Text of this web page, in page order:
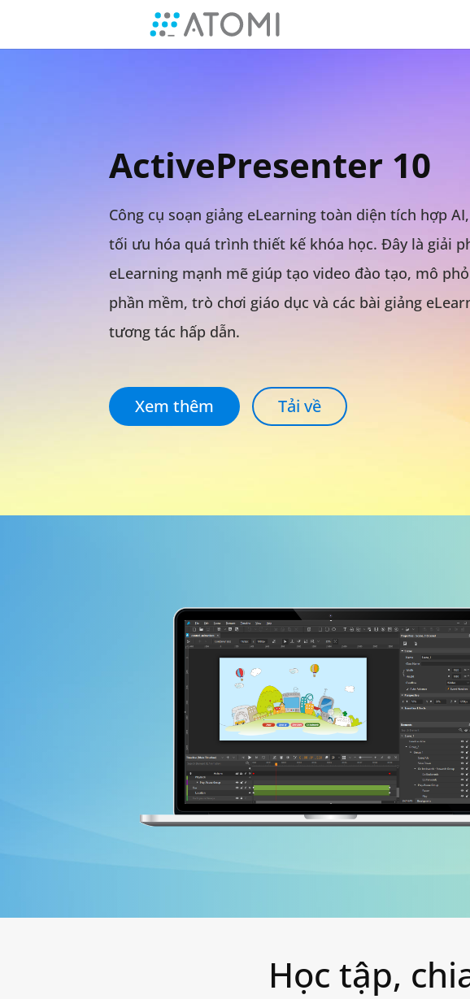
ActivePresenter 10
Công cụ soạn giảng eLearning toàn diện tích hợp
tối ưu hóa quá trình thiết kế khóa học. Đây là giải
eLearning mạnh mẽ giúp tạo video đào tạo, mô
phần mềm, trò chơi giáo dục và các bài giảng
tương tác hấp dẫn.
Xem thêm Tải về
Học tập,